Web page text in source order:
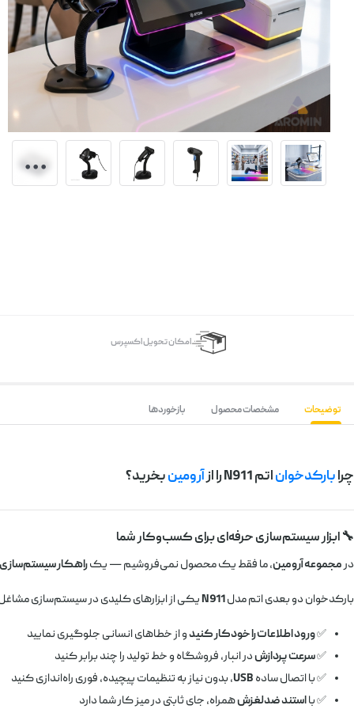
اﻣﮑﺎن ﺗﺤﻮﯾﻞ اﮐﺴﭙﺮس
توضیحات مشخصات محصول بازخوردها
چرابارکدخواناتم N911 را از آرومینبخرید؟
🔧 ابزار سیستم‌سازی حرفه‌ای برای کسب‌وکار شما
درمجموعه آرومین، ما فقط یک محصول نمی‌فروشیم — یکراهکار سیستم‌سازی
بارکدخوان دو بعدی اتم مدلN911یکی از ابزارهای کلیدی در سیستم‌سازی
✅ورود اطلاعات را خودکار کنیدو از خطاهای انسانی جلوگیری نمایید
✅سرعت پردازشدر انبار، فروشگاه و خط تولید را چند برابر کنید
✅ با اتصال ساده USB، بدون نیاز به تنظیمات پیچیده، فوری راه‌اندازی کنید
✅ بااستند ضدلغزشهمراه، جای ثابتی در میز کار شما دارد